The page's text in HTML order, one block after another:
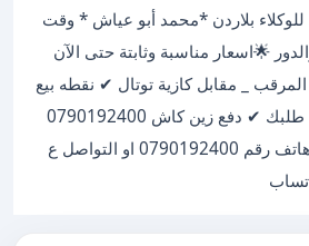
للوكلاء بلاردن *محمد أبو عياش * وقت
🌟اسعار مناسبة وثابتة حتى الآن
المرقب _ مقابل كازية توتال ✔ نقطه بيع
مباشرة تستطيع استلام طلبك ✔ دفع زين كاش 0790192400
📞 للطلب والاستفسار هاتف رقم 0790192400 او التواصل ع